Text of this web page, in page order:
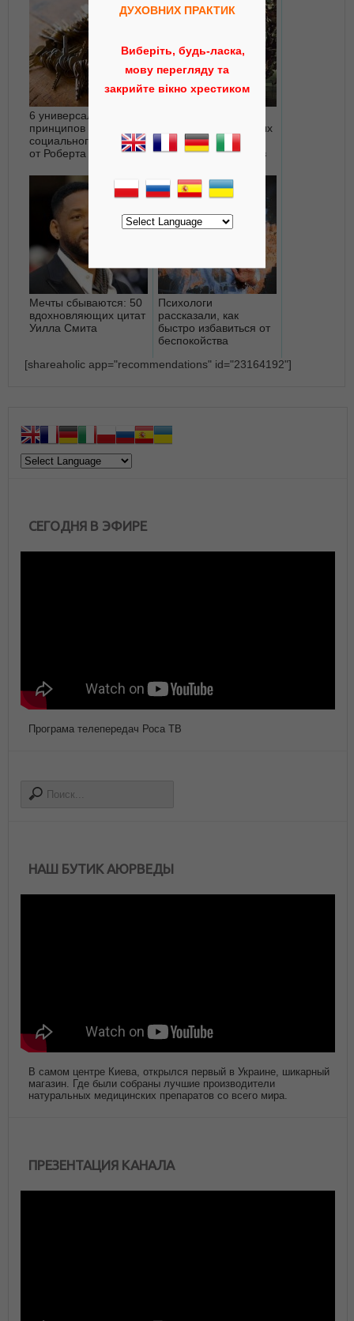
6 универсальных
принципов
социального влияния
от Роберта Чалдини
жизнь от 13 ненужных
вещей, вы
почувствуете прилив
удовольствия
Мечты сбываются: 50
вдохновляющих цитат
Уилла Смита
Психологи
рассказали, как
быстро избавиться от
беспокойства
[shareaholic app="recommendations" id="23164192"]
СЕГОДНЯ В ЭФИРЕ
Програма телепередач Роса ТВ
НАШ БУТИК АЮРВЕДЫ
В самом центре Киева, открылся первый в Украине, шикарный
магазин. Где были собраны лучшие производители
натуральных медицинских препаратов со всего мира.
ПРЕЗЕНТАЦИЯ КАНАЛА
ДУХОВНИХ ПРАКТИК
Виберіть, будь-ласка,
мову перегляду та
закрийте вікно хрестиком